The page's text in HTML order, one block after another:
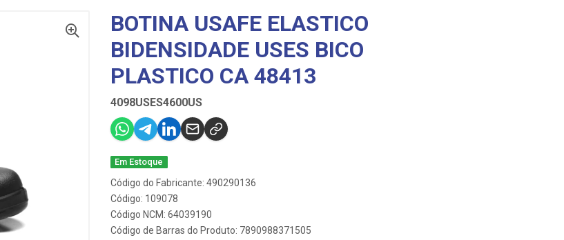
BOTINA USAFE ELASTICO
BIDENSIDADE USES BICO
PLASTICO CA 48413
4098USES4600US
Em Estoque
Código do Fabricante: 490290136
Código: 109078
Código NCM: 64039190
Código de Barras do Produto: 7890988371505